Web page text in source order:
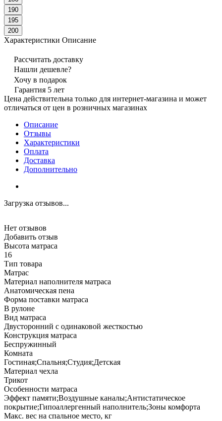
190
195
200
Характеристики Описание
Рассчитать доставку
Нашли дешевле?
Хочу в подарок
Гарантия 5 лет
Цена действительна только для интернет-магазина и может
отличаться от цен в розничных магазинах
Описание
Отзывы
Характеристики
Оплата
Доставка
Дополнительно
Загрузка отзывов...
Нет отзывов
Добавить отзыв
Высота матраса
16
Тип товара
Матрас
Материал наполнителя матраса
Анатомическая пена
Форма поставки матраса
В рулоне
Вид матраса
Двусторонний с одинаковой жесткостью
Конструкция матраса
Беспружинный
Комната
Гостиная;Спальня;Студия;Детская
Материал чехла
Трикот
Особенности матраса
Эффект памяти;Воздушные каналы;Антистатическое
покрытие;Гипоаллергенный наполнитель;Зоны комфорта
Макс. вес на спальное место, кг